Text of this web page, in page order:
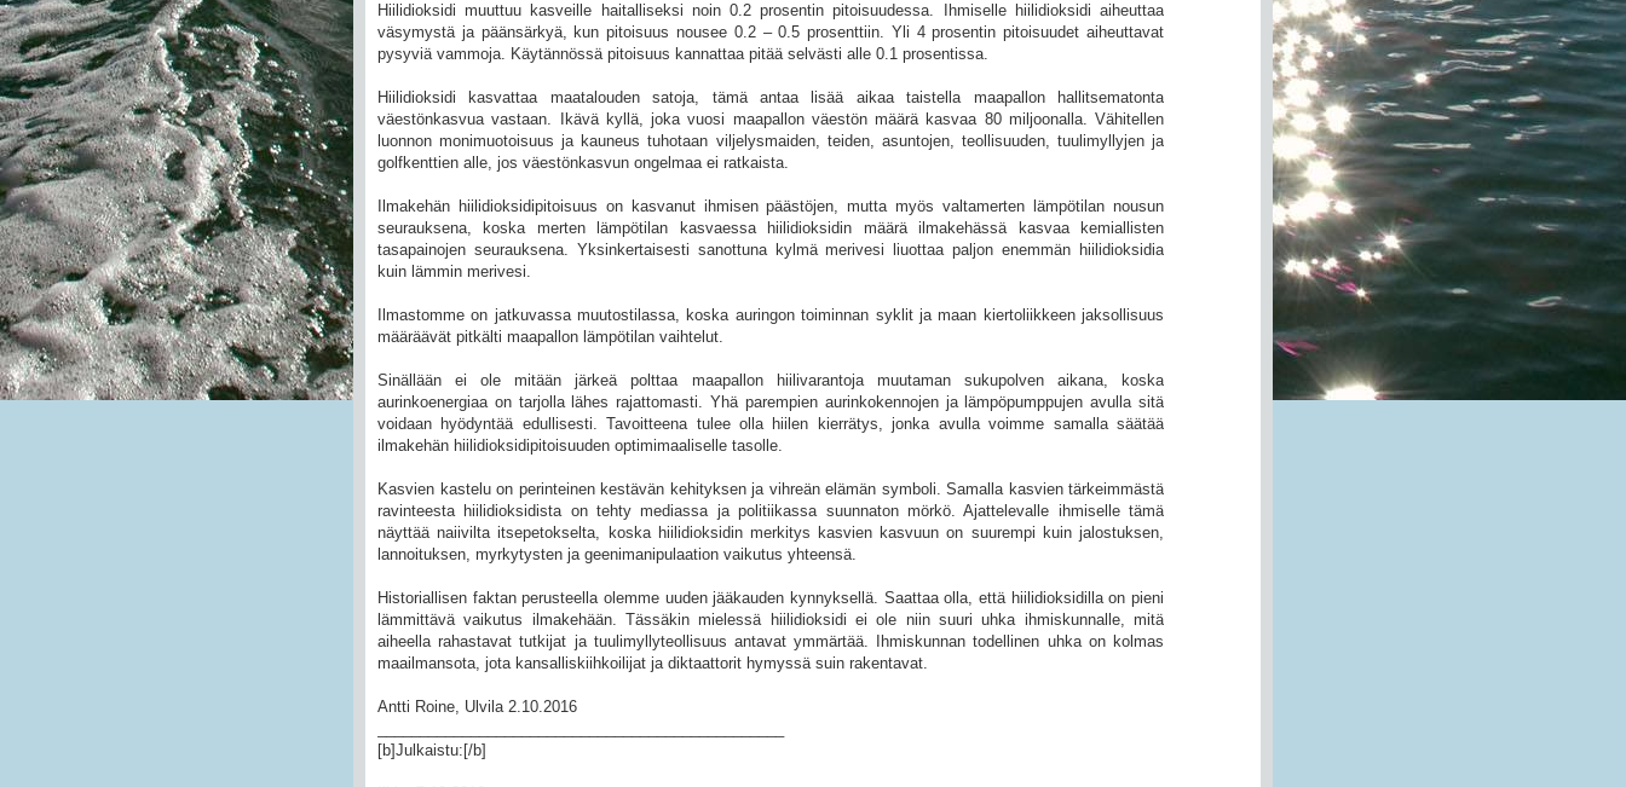
Hiilidioksidi muuttuu kasveille haitalliseksi noin 0.2 prosentin pitoisuudessa. Ihmiselle hiilidioksidi aiheuttaa
väsymystä ja päänsärkyä, kun pitoisuus nousee 0.2 – 0.5 prosenttiin. Yli 4 prosentin pitoisuudet aiheuttavat
pysyviä vammoja. Käytännössä pitoisuus kannattaa pitää selvästi alle 0.1 prosentissa.
Hiilidioksidi kasvattaa maatalouden satoja, tämä antaa lisää aikaa taistella maapallon hallitsematonta
väestönkasvua vastaan. Ikävä kyllä, joka vuosi maapallon väestön määrä kasvaa 80 miljoonalla. Vähitellen
luonnon monimuotoisuus ja kauneus tuhotaan viljelysmaiden, teiden, asuntojen, teollisuuden, tuulimyllyjen ja
golfkenttien alle, jos väestönkasvun ongelmaa ei ratkaista.
Ilmakehän hiilidioksidipitoisuus on kasvanut ihmisen päästöjen, mutta myös valtamerten lämpötilan nousun
seurauksena, koska merten lämpötilan kasvaessa hiilidioksidin määrä ilmakehässä kasvaa kemiallisten
tasapainojen seurauksena. Yksinkertaisesti sanottuna kylmä merivesi liuottaa paljon enemmän hiilidioksidia
kuin lämmin merivesi.
Ilmastomme on jatkuvassa muutostilassa, koska auringon toiminnan syklit ja maan kiertoliikkeen jaksollisuus
määräävät pitkälti maapallon lämpötilan vaihtelut.
Sinällään ei ole mitään järkeä polttaa maapallon hiilivarantoja muutaman sukupolven aikana, koska
aurinkoenergiaa on tarjolla lähes rajattomasti. Yhä parempien aurinkokennojen ja lämpöpumppujen avulla sitä
voidaan hyödyntää edullisesti. Tavoitteena tulee olla hiilen kierrätys, jonka avulla voimme samalla säätää
ilmakehän hiilidioksidipitoisuuden optimimaaliselle tasolle.
Kasvien kastelu on perinteinen kestävän kehityksen ja vihreän elämän symboli. Samalla kasvien tärkeimmästä
ravinteesta hiilidioksidista on tehty mediassa ja politiikassa suunnaton mörkö. Ajattelevalle ihmiselle tämä
näyttää naiivilta itsepetokselta, koska hiilidioksidin merkitys kasvien kasvuun on suurempi kuin jalostuksen,
lannoituksen, myrkytysten ja geenimanipulaation vaikutus yhteensä.
Historiallisen faktan perusteella olemme uuden jääkauden kynnyksellä. Saattaa olla, että hiilidioksidilla on pieni
lämmittävä vaikutus ilmakehään. Tässäkin mielessä hiilidioksidi ei ole niin suuri uhka ihmiskunnalle, mitä
aiheella rahastavat tutkijat ja tuulimyllyteollisuus antavat ymmärtää. Ihmiskunnan todellinen uhka on kolmas
maailmansota, jota kansalliskiihkoilijat ja diktaattorit hymyssä suin rakentavat.
Antti Roine, Ulvila 2.10.2016
[b]Julkaistu:[/b]